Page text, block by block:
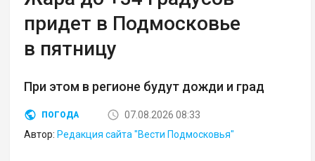
придет в Подмосковье
в пятницу
При этом в регионе будут дожди и град
ПОГОДА
07.08.2026 08:33
Автор: Редакция сайта "Вести Подмосковья"